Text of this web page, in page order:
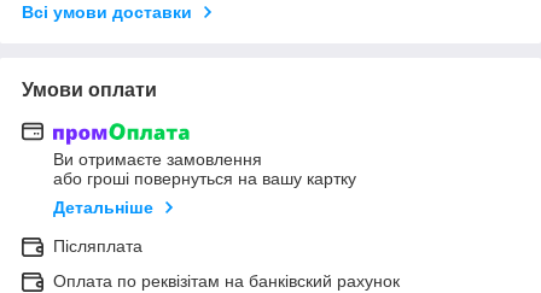
Всі умови доставки
Умови оплати
Ви отримаєте замовлення
або гроші повернуться на вашу картку
Детальніше
Післяплата
Оплата по реквізітам на банківский рахунок